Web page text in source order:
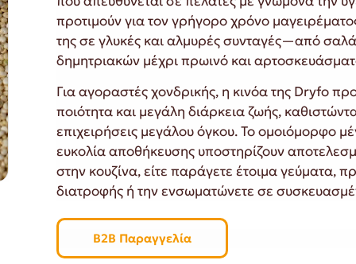
προτιμούν για τον γρήγορο χρόνο
της σε γλυκές και αλμυρές συνταγές—από
δημητριακών μέχρι πρωινό και
Για αγοραστές χονδρικής, η κινόα της Dryfo
ποιότητα και μεγάλη διάρκεια ζωής,
επιχειρήσεις μεγάλου όγκου. Το ομοιόμορφο
ευκολία αποθήκευσης υποστηρίζουν
στην κουζίνα, είτε παράγετε έτοιμα γεύματα,
διατροφής ή την ενσωματώνετε σε
B2B Παραγγελία